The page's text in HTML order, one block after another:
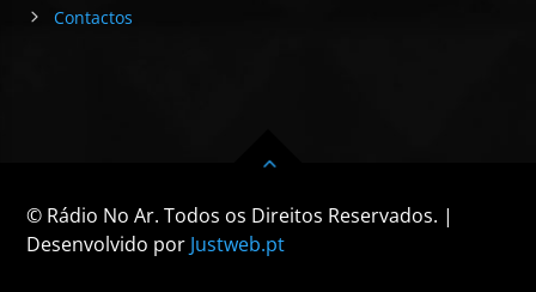
Contactos
© Rádio No Ar. Todos os Direitos Reservados. |
Desenvolvido por Justweb.pt